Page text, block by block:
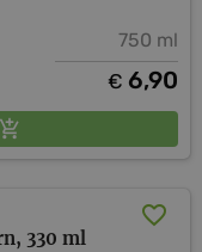
750 ml
€ 6,90
330 ml